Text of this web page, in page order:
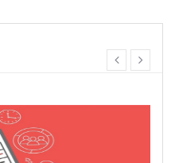
prev
next